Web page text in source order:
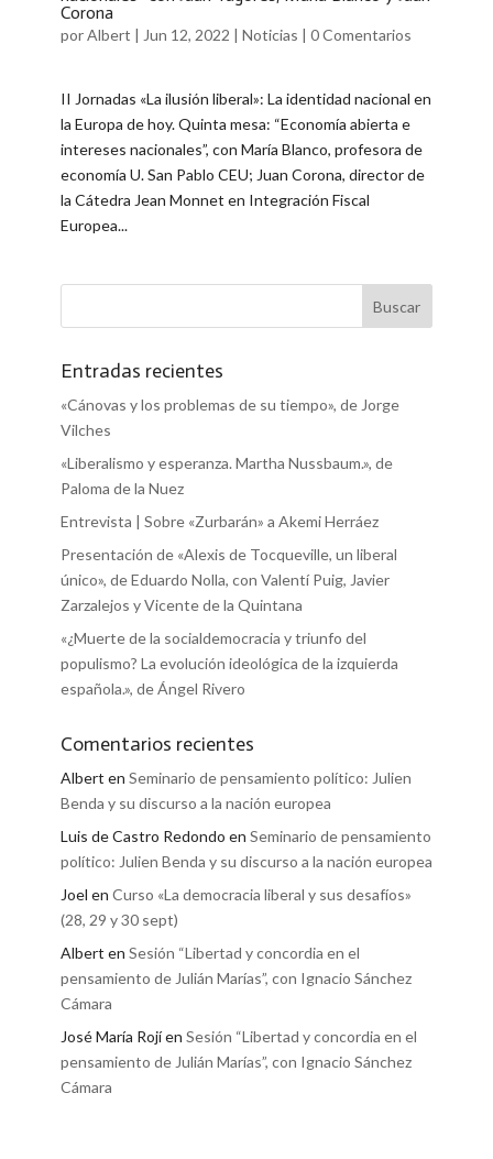
Corona
porAlbert | Jun 12, 2022 | Noticias | 0 Comentarios
II Jornadas «La ilusión liberal»: La identidad nacional en
la Europa de hoy. Quinta mesa: “Economía abierta e
intereses nacionales”, con María Blanco, profesora de
economía U. San Pablo CEU; Juan Corona, director de
la Cátedra Jean Monnet en Integración Fiscal
Europea...
Entradas recientes
«Cánovas y los problemas de su tiempo», de Jorge
Vilches
«Liberalismo y esperanza. Martha Nussbaum.», de
Paloma de la Nuez
Entrevista | Sobre «Zurbarán» a Akemi Herráez
Presentación de «Alexis de Tocqueville, un liberal
único», de Eduardo Nolla, con Valentí Puig, Javier
Zarzalejos y Vicente de la Quintana
«¿Muerte de la socialdemocracia y triunfo del
populismo? La evolución ideológica de la izquierda
española.», de Ángel Rivero
Comentarios recientes
Albert en Seminario de pensamiento político: Julien
Benda y su discurso a la nación europea
Luis de Castro Redondo en Seminario de pensamiento
político: Julien Benda y su discurso a la nación europea
Joel en Curso «La democracia liberal y sus desafíos»
(28, 29 y 30 sept)
Albert en Sesión “Libertad y concordia en el
pensamiento de Julián Marías”, con Ignacio Sánchez
Cámara
José María Rojíen Sesión “Libertad y concordia en el
pensamiento de Julián Marías”, con Ignacio Sánchez
Cámara